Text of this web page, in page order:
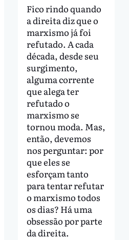
Fico rindo quando
a direita diz que o
marxismo já foi
refutado. A cada
década, desde seu
surgimento,
alguma corrente
que alega ter
refutado o
marxismo se
tornou moda. Mas,
então, devemos
nos perguntar: por
que eles se
esforçam tanto
para tentar refutar
o marxismo todos
os dias? Há uma
obsessão por parte
da direita.